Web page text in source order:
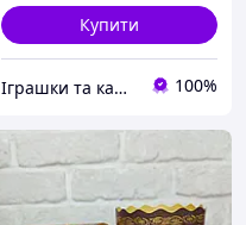
Купити
Іграшки та канцтовари "Плюшево" 100%